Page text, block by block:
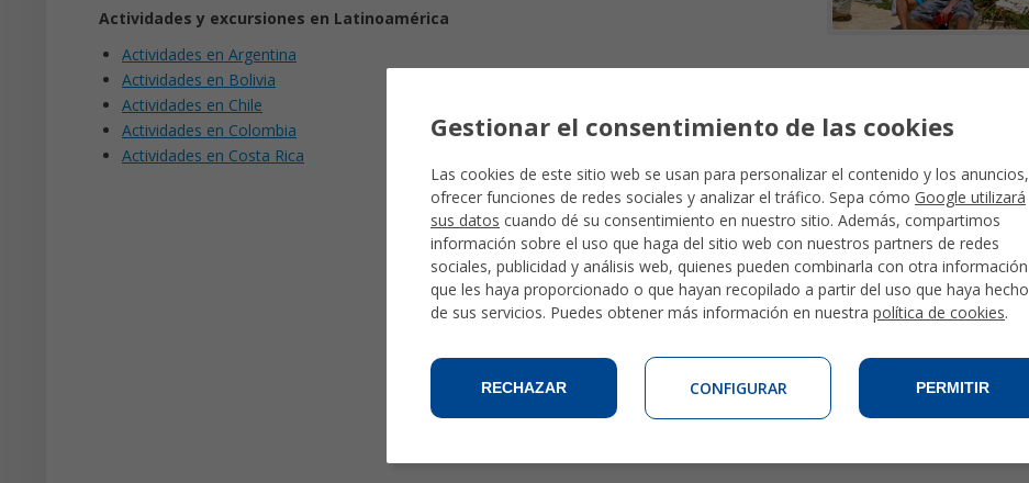
Actividades y excursiones en Latinoamérica
Actividades en Argentina
Actividades en Bolivia
Actividades en Chile
Actividades en Colombia
Actividades en Costa Rica
Actividades en Guatemala
Actividades en la República Dominicana
Gestionar el consentimiento de las cookies
Las cookies de este sitio web se usan para personalizar el contenido y los anuncios,
ofrecer funciones de redes sociales y analizar el tráfico. Sepa cómo Google utilizará
sus datos cuando dé su consentimiento en nuestro sitio. Además, compartimos
información sobre el uso que haga del sitio web con nuestros partners de redes
sociales, publicidad y análisis web, quienes pueden combinarla con otra información
que les haya proporcionado o que hayan recopilado a partir del uso que haya hecho
de sus servicios. Puedes obtener más información en nuestra política de cookies.
RECHAZAR CONFIGURAR PERMITIR